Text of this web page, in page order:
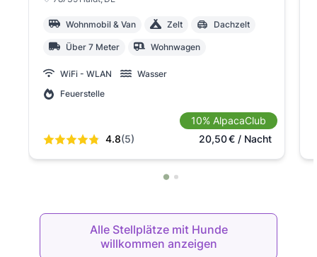
Wohnmobil & Van Zelt Dachzelt
Über 7 Meter Wohnwagen
WiFi - WLAN
Wasser
Feuerstelle
4.8(5)
10% AlpacaClub
20,50€/ Nacht
Alle Stellplätze mit Hunde
willkommen anzeigen